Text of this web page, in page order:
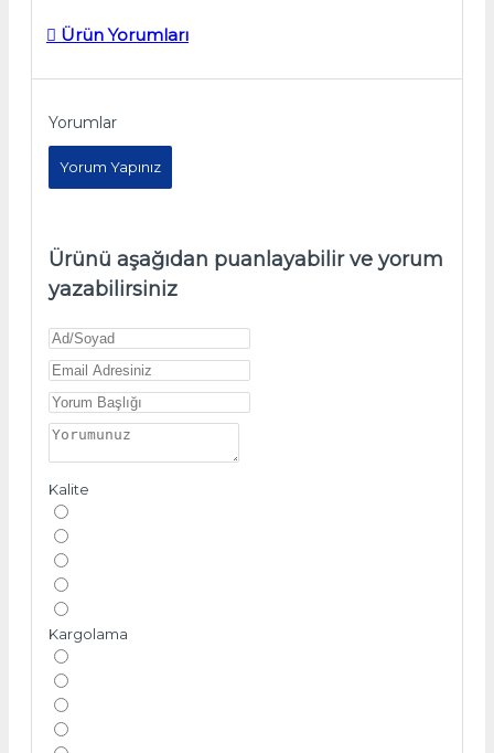
Ürün Yorumları
Yorumlar
Yorum Yapınız
Ürünü aşağıdan puanlayabilir ve yorum
yazabilirsiniz
Kalite
Kargolama